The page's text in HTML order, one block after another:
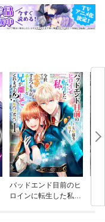
バッドエンド目前のヒ
ロインに転生した私、